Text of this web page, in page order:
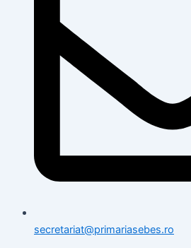
secretariat@primariasebes.ro